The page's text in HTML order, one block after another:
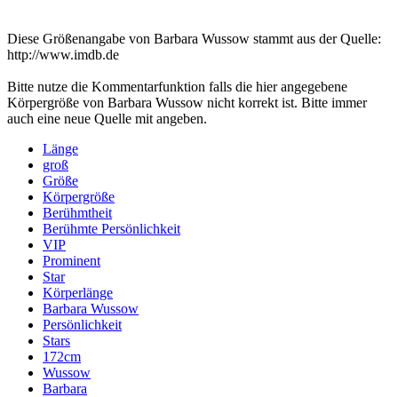
Diese Größenangabe von Barbara Wussow stammt aus der Quelle:
http://www.imdb.de
Bitte nutze die Kommentarfunktion falls die hier angegebene
Körpergröße von Barbara Wussow nicht korrekt ist. Bitte immer
auch eine neue Quelle mit angeben.
Länge
groß
Größe
Körpergröße
Berühmtheit
Berühmte Persönlichkeit
VIP
Prominent
Star
Körperlänge
Barbara Wussow
Persönlichkeit
Stars
172cm
Wussow
Barbara